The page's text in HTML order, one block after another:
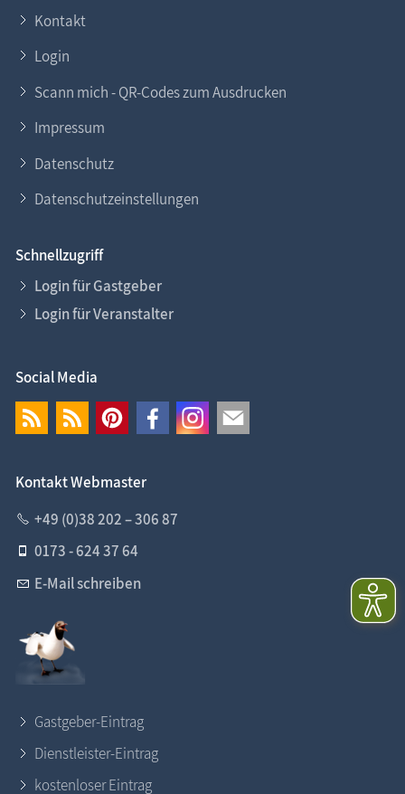
Kontakt
Login
Scann mich - QR-Codes zum Ausdrucken
Impressum
Datenschutz
Datenschutzeinstellungen
Schnellzugriff
Login für Gastgeber
Login für Veranstalter
Social Media
Kontakt Webmaster
+49 (0)38 202 – 306 87
0173 - 624 37 64
E-Mail schreiben
Gastgeber-Eintrag
Dienstleister-Eintrag
kostenloser Eintrag